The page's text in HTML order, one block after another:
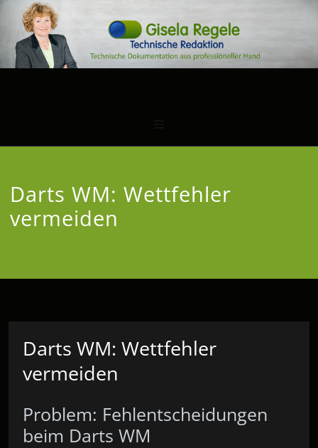
Darts WM: Wettfehler
vermeiden
Darts WM: Wettfehler
vermeiden
Problem: Fehlentscheidungen
beim Darts WM